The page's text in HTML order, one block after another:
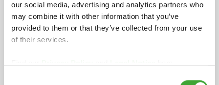
our social media, advertising and analytics partners who
may combine it with other information that you’ve
provided to them or that they’ve collected from your use
of their services.
Ficha técnica
pdf, 168 KB